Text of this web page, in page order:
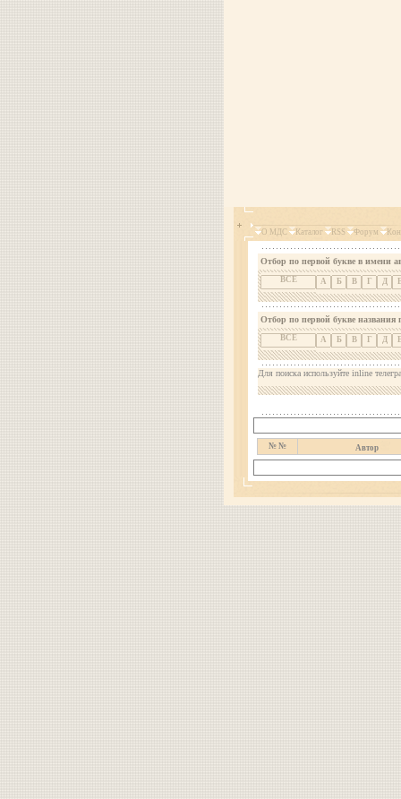
О МДС Каталог RSS Форум
Отбор по первой букве в имени
ВСЕ А Б В Г Д
Отбор по первой букве названия
ВСЕ А Б В Г Д
Для поиска используйте inline
№ № Автор